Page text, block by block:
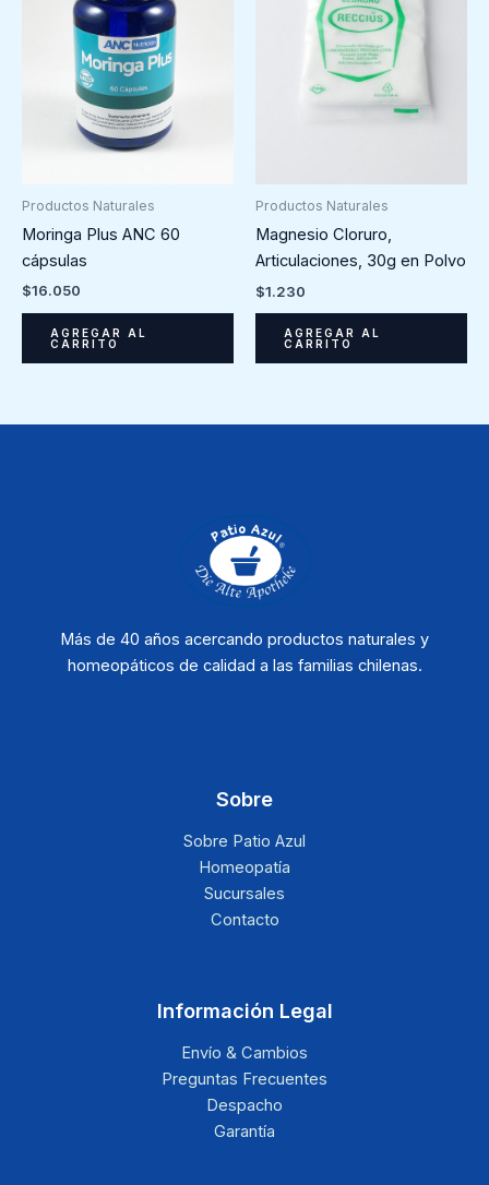
Productos Naturales
Moringa Plus ANC 60
cápsulas
$16.050
AGREGAR AL
CARRITO
Productos Naturales
Magnesio Cloruro,
Articulaciones, 30g en Polvo
$1.230
AGREGAR AL
CARRITO
Más de 40 años acercando productos naturales y
homeopáticos de calidad a las familias chilenas.
Sobre
Sobre Patio Azul
Homeopatía
Sucursales
Contacto
Información Legal
Envío & Cambios
Preguntas Frecuentes
Despacho
Garantía